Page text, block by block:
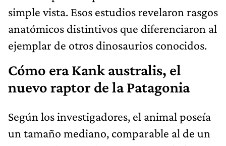
simple vista. Esos estudios revelaron rasgos
anatómicos distintivos que diferenciaron al
ejemplar de otros dinosaurios conocidos.
Cómo era Kank australis, el
nuevo raptor de la Patagonia
Según los investigadores, el animal poseía
un tamaño mediano, comparable al de un